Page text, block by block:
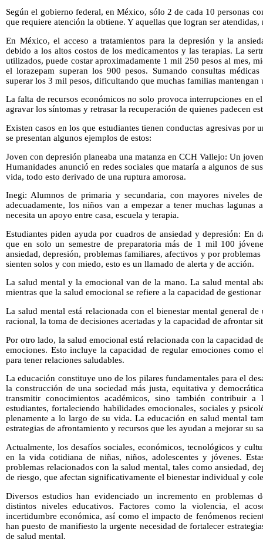
Según el gobierno federal, en México, sólo 2 de cada 10 personas
que requiere atención la obtiene. Y aquellas que logran ser
En México, el acceso a tratamientos para la depresión y la
debido a los altos costos de los medicamentos y las terapias. La
utilizados, puede costar aproximadamente 1 mil 250 pesos al mes,
el lorazepam superan los 900 pesos. Sumando consultas
superar los 3 mil pesos, dificultando que muchas familias
La falta de recursos económicos no solo provoca interrupciones en
agravar los síntomas y retrasar la recuperación de quienes padecen
Existen casos en los que estudiantes tienen conductas agresivas por
se presentan algunos ejemplos de estos:
Joven con depresión planeaba una matanza en CCH Vallejo: Un
Humanidades anunció en redes sociales que mataría a algunos de
vida, todo esto derivado de una ruptura amorosa.
Inegi: Alumnos de primaria y secundaria, con mayores niveles
adecuadamente, los niños van a empezar a tener muchas lagunas
necesita un apoyo entre casa, escuela y terapia.
Estudiantes piden ayuda por cuadros de ansiedad y depresión: En
que en solo un semestre de preparatoria más de 1 mil 100
ansiedad, depresión, problemas familiares, afectivos y por
sienten solos y con miedo, esto es un llamado de alerta y de acción.
La salud mental y la emocional van de la mano. La salud mental
mientras que la salud emocional se refiere a la capacidad de
La salud mental está relacionada con el bienestar mental general
racional, la toma de decisiones acertadas y la capacidad de afrontar
Por otro lado, la salud emocional está relacionada con la capacidad
emociones. Esto incluye la capacidad de regular emociones como
para tener relaciones saludables.
La educación constituye uno de los pilares fundamentales para el
la construcción de una sociedad más justa, equitativa y
transmitir conocimientos académicos, sino también contribuir
estudiantes, fortaleciendo habilidades emocionales, sociales y
plenamente a lo largo de su vida. La educación en salud mental
estrategias de afrontamiento y recursos que les ayudan a mejorar su
Actualmente, los desafíos sociales, económicos, tecnológicos y
en la vida cotidiana de niñas, niños, adolescentes y jóvenes.
problemas relacionados con la salud mental, tales como ansiedad,
de riesgo, que afectan significativamente el bienestar individual y
Diversos estudios han evidenciado un incremento en problemas
distintos niveles educativos. Factores como la violencia, el
incertidumbre económica, así como el impacto de fenómenos
han puesto de manifiesto la urgente necesidad de fortalecer
de salud mental.